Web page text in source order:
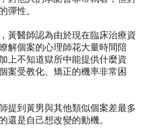
彈性。
黃醫師認為由於現在臨床治療資
解個案的心理師花大量時間陪
上不知道獄所中能提供什麼資
案受教化、矯正的機率非常困
提到黃男與其他類似個案差最多
還是自己想改變的動機。